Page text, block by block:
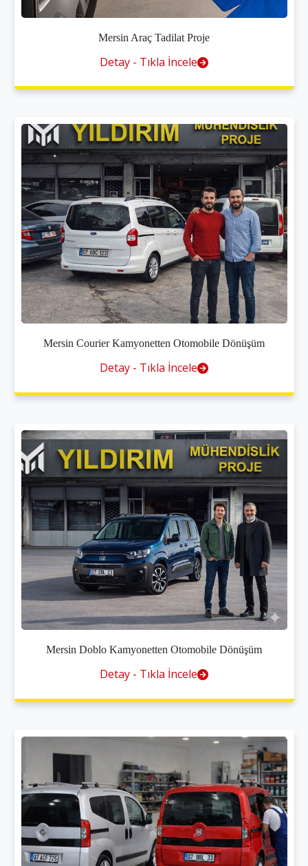
Mersin Araç Tadilat Proje
Detay - Tıkla İncele
Mersin Courier Kamyonetten Otomobile Dönüşüm
Detay - Tıkla İncele
Mersin Doblo Kamyonetten Otomobile Dönüşüm
Detay - Tıkla İncele